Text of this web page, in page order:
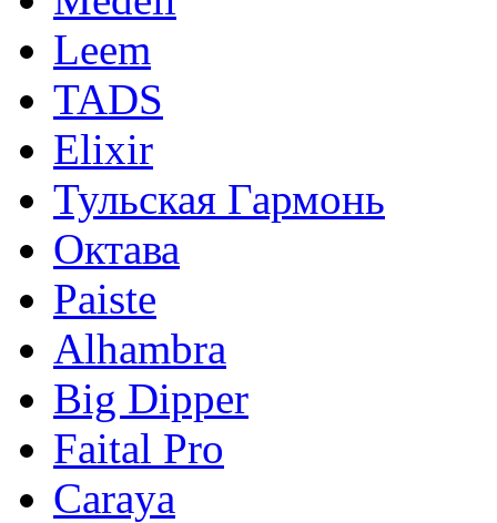
Leem
TADS
Elixir
Тульская Гармонь
Октава
Paiste
Alhambra
Big Dipper
Faital Pro
Caraya